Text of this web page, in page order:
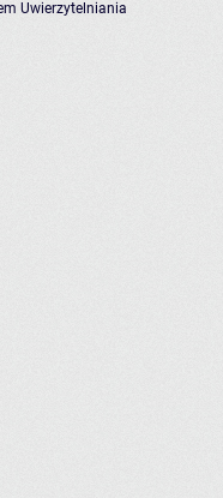
Uwierzytelniania